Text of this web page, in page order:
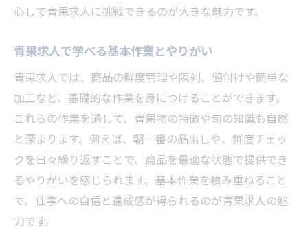
心して青果求人に挑戦できるのが大きな魅力です。
青果求人で学べる基本作業とやりがい
青果求人では、商品の鮮度管理や陳列、値付けや簡単な
加工など、基礎的な作業を身につけることができます。
これらの作業を通して、青果物の特徴や旬の知識も自然
と深まります。例えば、朝一番の品出しや、鮮度チェッ
クを日々繰り返すことで、商品を最適な状態で提供でき
るやりがいを感じられます。基本作業を積み重ねること
で、仕事への自信と達成感が得られるのが青果求人の魅
力です。